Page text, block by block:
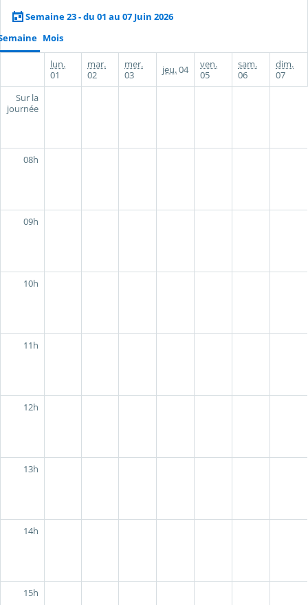
Semaine 23 - du 01 au 07 Juin 2026
Mois
lun.
01
mar.
02
mer.
03
jeu.04
ven.
05
sam.
06
dim.
07
Sur la
journée
08h
09h
10h
11h
12h
13h
14h
15h